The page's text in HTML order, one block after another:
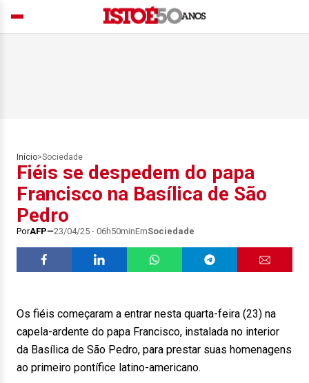
Início>Sociedade
Fiéis se despedem do papa
Francisco na Basílica de São
Pedro
PorAFP 23/04/25 - 06h50minEmSociedade
Os fiéis começaram a entrar nesta quarta-feira (23) na
capela-ardente do papa Francisco, instalada no interior
da Basílica de São Pedro, para prestar suas homenagens
ao primeiro pontífice latino-americano.